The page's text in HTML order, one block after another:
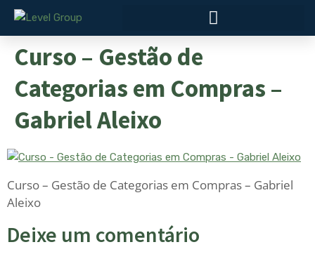
Curso – Gestão de
Categorias em Compras –
Gabriel Aleixo
Curso – Gestão de Categorias em Compras – Gabriel
Aleixo
Deixe um comentário